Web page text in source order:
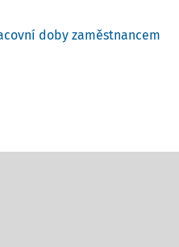
doby zaměstnancem